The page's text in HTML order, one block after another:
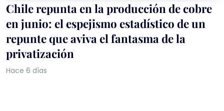
Chile repunta en la producción de cobre
en junio: el espejismo estadístico de un
repunte que aviva el fantasma de la
privatización
Hace 6 días